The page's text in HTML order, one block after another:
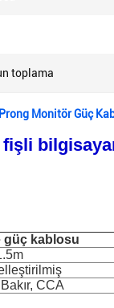
toplama
Monitör Güç
güç kablosu
CCA